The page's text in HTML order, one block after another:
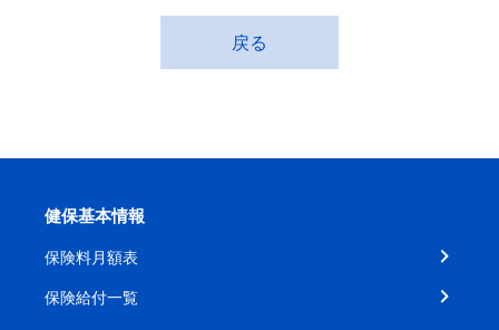
戻る
健保基本情報
保険料月額表
保険給付一覧